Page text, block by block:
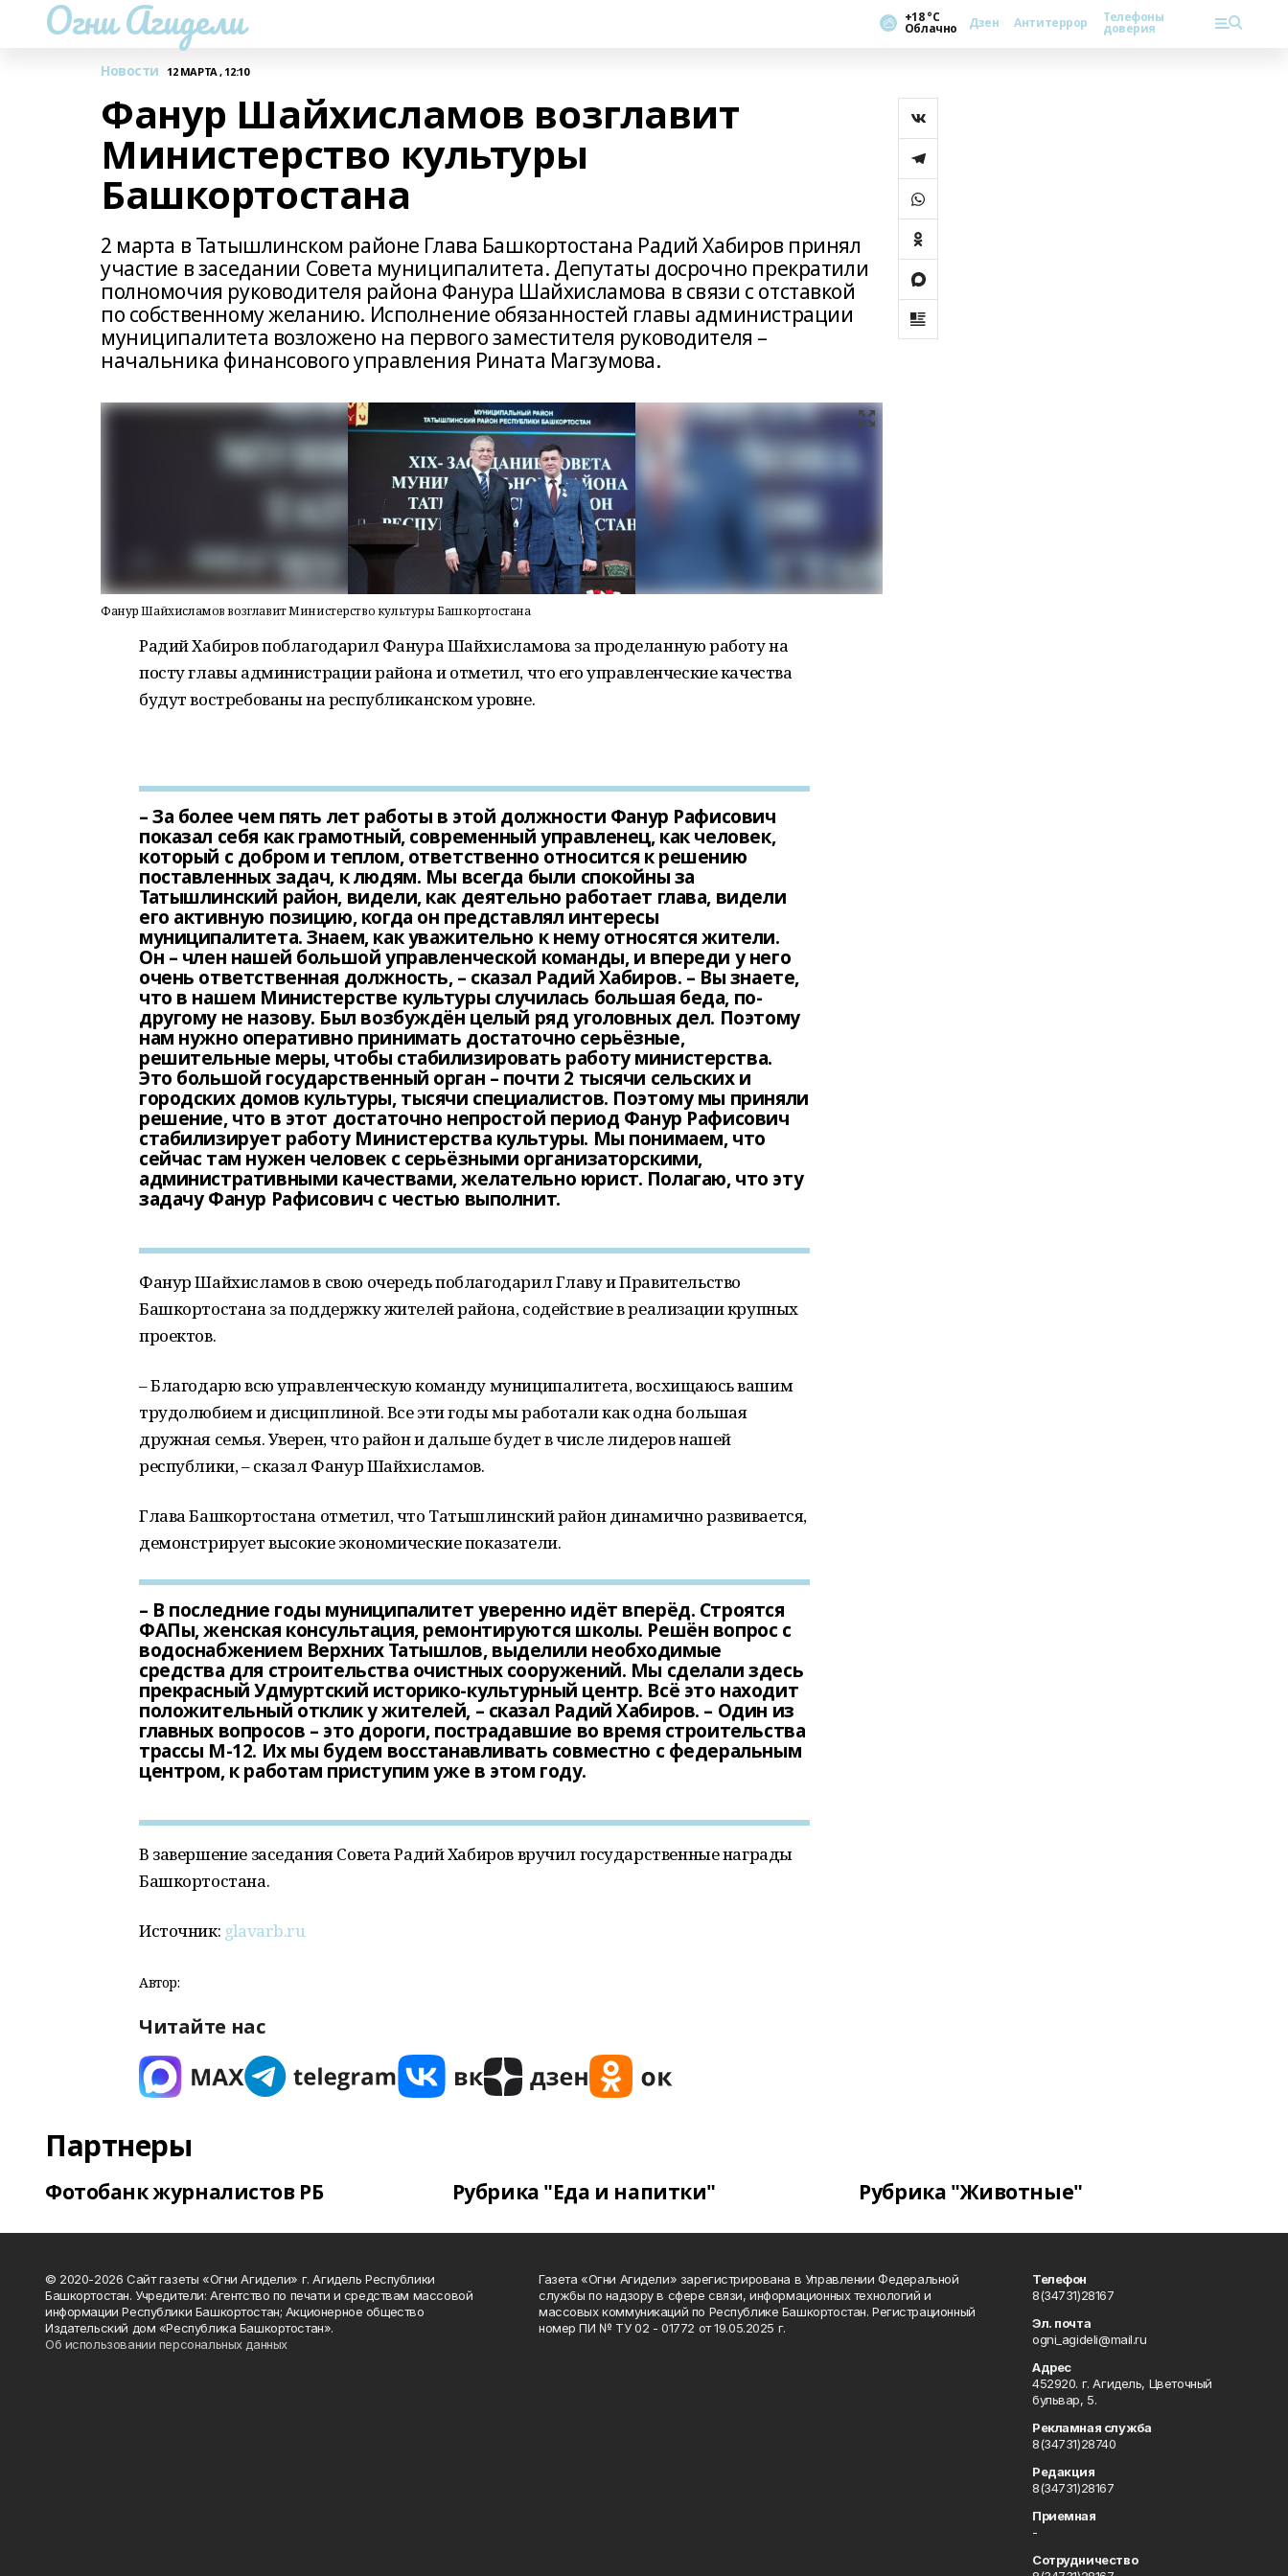
Огни Агидели +18 °С
Облачно Дзен Антитеррор Телефоны
доверия
Новости 12 МАРТА , 12:10
Фанур Шайхисламов возглавит
Министерство культуры
Башкортостана
2 марта в Татышлинском районе Глава Башкортостана Радий Хабиров принял
участие в заседании Совета муниципалитета. Депутаты досрочно прекратили
полномочия руководителя района Фанура Шайхисламова в связи с отставкой
по собственному желанию. Исполнение обязанностей главы администрации
муниципалитета возложено на первого заместителя руководителя –
начальника финансового управления Рината Магзумова.
Фанур Шайхисламов возглавит Министерство культуры Башкортостана
Радий Хабиров поблагодарил Фанура Шайхисламова за проделанную работу на
посту главы администрации района и отметил, что его управленческие качества
будут востребованы на республиканском уровне.
– За более чем пять лет работы в этой должности Фанур Рафисович
показал себя как грамотный, современный управленец, как человек,
который с добром и теплом, ответственно относится к решению
поставленных задач, к людям. Мы всегда были спокойны за
Татышлинский район, видели, как деятельно работает глава, видели
его активную позицию, когда он представлял интересы
муниципалитета. Знаем, как уважительно к нему относятся жители.
Он – член нашей большой управленческой команды, и впереди у него
очень ответственная должность, – сказал Радий Хабиров. – Вы знаете,
что в нашем Министерстве культуры случилась большая беда, по-
другому не назову. Был возбуждён целый ряд уголовных дел. Поэтому
нам нужно оперативно принимать достаточно серьёзные,
решительные меры, чтобы стабилизировать работу министерства.
Это большой государственный орган – почти 2 тысячи сельских и
городских домов культуры, тысячи специалистов. Поэтому мы приняли
решение, что в этот достаточно непростой период Фанур Рафисович
стабилизирует работу Министерства культуры. Мы понимаем, что
сейчас там нужен человек с серьёзными организаторскими,
административными качествами, желательно юрист. Полагаю, что эту
задачу Фанур Рафисович с честью выполнит.
Фанур Шайхисламов в свою очередь поблагодарил Главу и Правительство
Башкортостана за поддержку жителей района, содействие в реализации крупных
проектов.
– Благодарю всю управленческую команду муниципалитета, восхищаюсь вашим
трудолюбием и дисциплиной. Все эти годы мы работали как одна большая
дружная семья. Уверен, что район и дальше будет в числе лидеров нашей
республики, – сказал Фанур Шайхисламов.
Глава Башкортостана отметил, что Татышлинский район динамично развивается,
демонстрирует высокие экономические показатели.
– В последние годы муниципалитет уверенно идёт вперёд. Строятся
ФАПы, женская консультация, ремонтируются школы. Решён вопрос с
водоснабжением Верхних Татышлов, выделили необходимые
средства для строительства очистных сооружений. Мы сделали здесь
прекрасный Удмуртский историко-культурный центр. Всё это находит
положительный отклик у жителей, – сказал Радий Хабиров. – Один из
главных вопросов – это дороги, пострадавшие во время строительства
трассы M-12. Их мы будем восстанавливать совместно с федеральным
центром, к работам приступим уже в этом году.
В завершение заседания Совета Радий Хабиров вручил государственные награды
Башкортостана.
Источник: glavarb.ru
Автор:
Читайте нас
Партнеры
Фотобанк журналистов РБ Рубрика "Еда и напитки" Рубрика "Животные"
© 2020-2026 Сайт газеты «Огни Агидели» г. Агидель Республики
Башкортостан. Учредители: Агентство по печати и средствам массовой
информации Республики Башкортостан; Акционерное общество
Издательский дом «Республика Башкортостан».
Об использовании персональных данных
Газета «Огни Агидели» зарегистрирована в Управлении Федеральной
службы по надзору в сфере связи, информационных технологий и
массовых коммуникаций по Республике Башкортостан. Регистрационный
номер ПИ № ТУ 02 - 01772 от 19.05.2025 г.
Телефон
8(34731)28167
Эл. почта
ogni_agideli@mail.ru
Адрес
452920. г. Агидель, Цветочный
бульвар, 5.
Рекламная служба
8(34731)28740
Редакция
8(34731)28167
Приемная
-
Сотрудничество